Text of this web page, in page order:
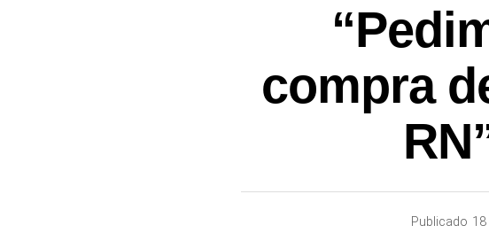
compra
Publicado